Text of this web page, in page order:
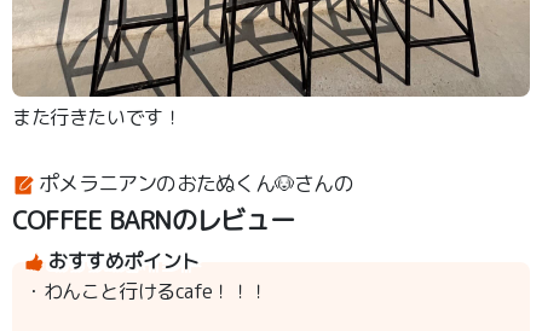
また行きたいです！
ポメラニアンのおたぬくん🐶さんの
COFFEE BARNのレビュー
おすすめポイント
・わんこと行けるcafe！！！